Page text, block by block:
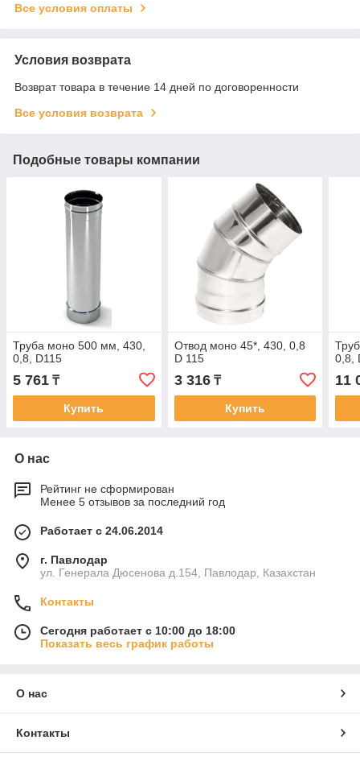
Все условия оплаты
Условия возврата
Возврат товара в течение 14 дней по договоренности
Все условия возврата
Подобные товары компании
Труба моно 500 мм, 430,
0,8, D115
5 761 ₸
Купить
Отвод моно 45*, 430, 0,8
D 115
3 316₸
Купить
0,8,
11
О нас
Рейтинг не сформирован
Менее 5 отзывов за последний год
Работает с 24.06.2014
г. Павлодар
ул. Генерала Дюсенова д.154, Павлодар, Казахстан
Контакты
Сегодня работает с 10:00 до 18:00
Показать весь график работы
О нас
Контакты